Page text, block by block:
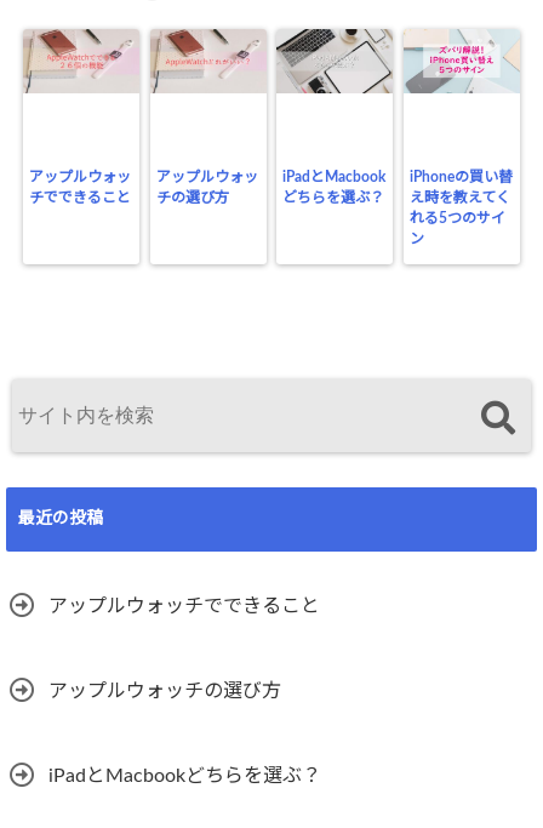
アップルウォッ
チでできること
アップルウォッ
チの選び方
iPadとMacbook
どちらを選ぶ？
iPhoneの買い替
え時を教えてく
れる5つのサイ
ン
最近の投稿
アップルウォッチでできること
アップルウォッチの選び方
iPadとMacbookどちらを選ぶ？